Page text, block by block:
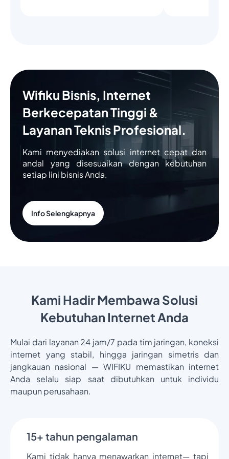
Wifiku Bisnis, Internet
Berkecepatan Tinggi &
Layanan Teknis Profesional.
Kami menyediakan solusi internet cepat dan
andal yang disesuaikan dengan kebutuhan
setiap lini bisnis Anda.
Info Selengkapnya
Kami Hadir Membawa Solusi
Kebutuhan Internet Anda
Mulai dari layanan 24 jam/7 pada tim jaringan, koneksi
internet yang stabil, hingga jaringan simetris dan
jangkauan nasional — WIFIKU memastikan internet
Anda selalu siap saat dibutuhkan untuk individu
maupun perusahaan.
15+ tahun pengalaman
Kami tidak hanya menawarkan internet— tapi